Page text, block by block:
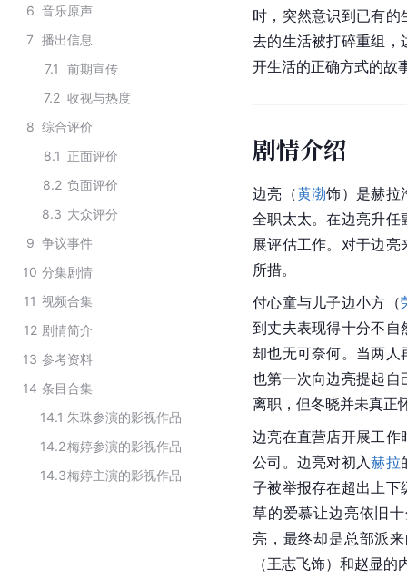
6 音乐原声
7 播出信息
7.1
前期宣传
7.2 收视与热度
8 综合评价
8.1 正面评价
8.2 负面评价
8.3 大众评分
9 争议事件
10 分集剧情
11 视频合集
12 剧情简介
13 参考资料
14 条目合集
14.1 朱珠参演的影视作品
14.2梅婷参演的影视作品
14.3梅婷主演的影视作品
时，突然意识到已有
去的生活被打碎重组，
开生活的正确方式的故
剧情介绍
边亮（黄渤饰）是赫拉
全职太太。在边亮升
展评估工作。对于边
所措。
付心童与儿子边小方（
到丈夫表现得十分不自
却也无可奈何。当两
也第一次向边亮提起自
离职，但冬晓并未真正
边亮在直营店开展工
公司。边亮对初入赫拉
子被举报存在超出上下
草的爱慕让边亮依旧
亮，最终却是总部派
（王志飞饰）和赵显的